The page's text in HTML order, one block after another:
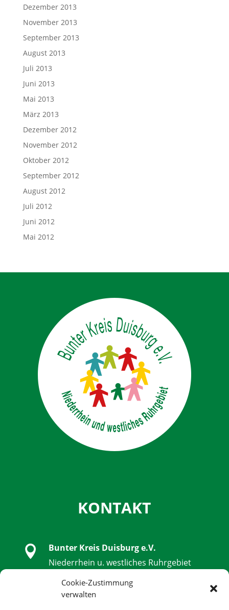
Cookie-Zustimmung
verwalten
Dezember 2013
November 2013
September 2013
August 2013
Juli 2013
Juni 2013
Mai 2013
März 2013
Dezember 2012
November 2012
Oktober 2012
September 2012
August 2012
Juli 2012
Juni 2012
Mai 2012
KONTAKT

Bunter Kreis Duisburg e.V.
Niederrhein u. westliches Ruhrgebiet